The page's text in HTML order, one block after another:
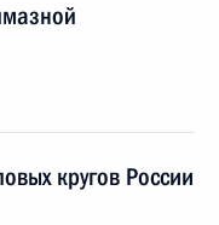
кругов России